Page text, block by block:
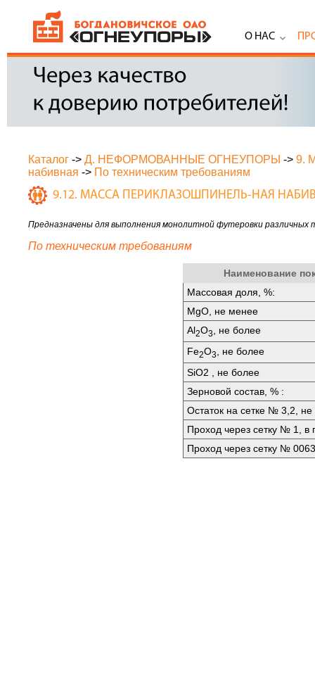
О НАС
Каталог -> Д. НЕФОРМОВАННЫЕ ОГНЕУПОРЫ -> 9.
набивная -> По техническим требованиям
9.12. МАССА ПЕРИКЛАЗОШПИНЕЛЬ-НАЯ
Предназначены для выполнения монолитной футеровки различных
По техническим требованиям
Наименование
Массовая доля, %:
MgО, не менее
Аl2O3
, не более
Fе2O3
, не более
SiО2 , не более
Зерновой состав, % :
Остаток на сетке № 3,2, не
Проход через сетку № 1, в
Проход через сетку №